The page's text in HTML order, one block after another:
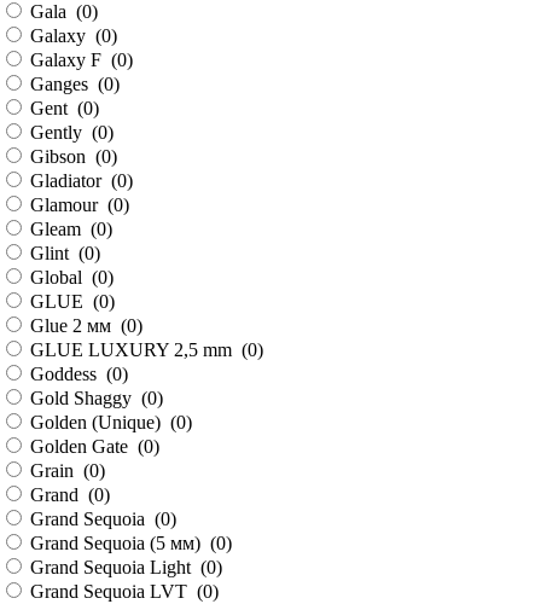
Gala (0)
Galaxy (0)
Galaxy F (0)
Ganges (0)
Gent (0)
Gently (0)
Gibson (0)
Gladiator (0)
Glamour (0)
Gleam (0)
Glint (0)
Global (0)
GLUE (0)
Glue 2 мм (0)
GLUE LUXURY 2,5 mm (0)
Goddess (0)
Gold Shaggy (0)
Golden (Unique) (0)
Golden Gate (0)
Grain (0)
Grand (0)
Grand Sequoia (0)
Grand Sequoia (5 мм) (0)
Grand Sequoia Light (0)
Grand Sequoia LVT (0)